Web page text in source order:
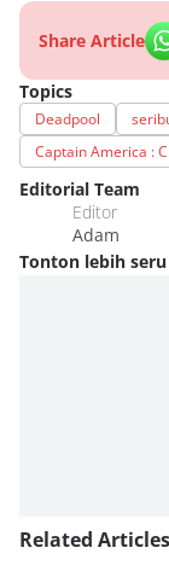
Share Article
Topics
Deadpool
Captain America :
Editorial Team
Editor
Adam
Tonton lebih
Related Articles